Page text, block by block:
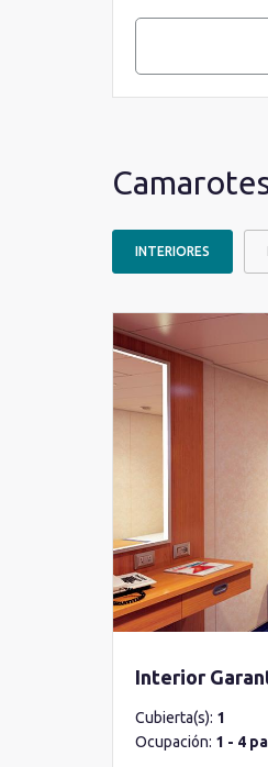
INTERIORES
Interior
Cubierta(s): 1
Ocupación: 1 - 4